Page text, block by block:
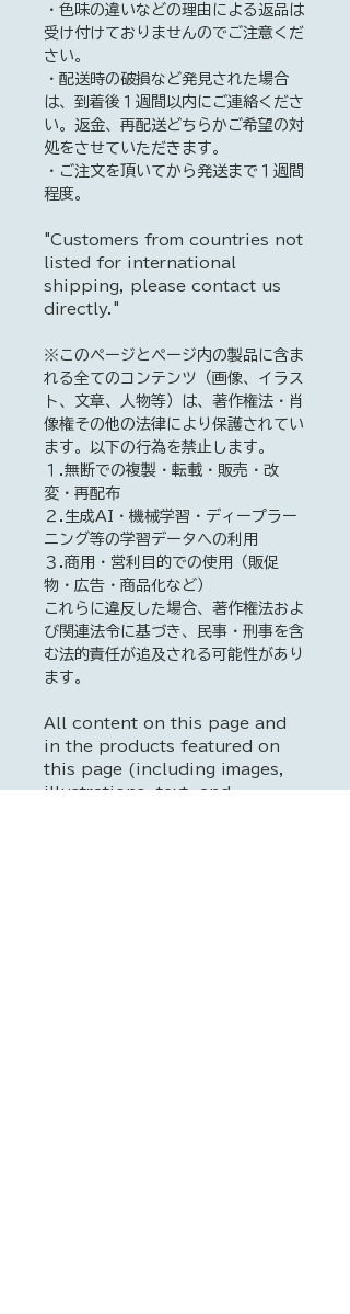
・色味の違いなどの理由による返品は
受け付けておりませんのでご注意くだ
さい。
・配送時の破損など発見された場合
は、到着後１週間以内にご連絡くださ
い。返金、再配送どちらかご希望の対
処をさせていただきます。
・ご注文を頂いてから発送まで１週間
程度。
"Customers from countries not
listed for international
shipping, please contact us
directly."
※このページとページ内の製品に含ま
れる全てのコンテンツ（画像、イラス
ト、文章、人物等）は、著作権法・肖
像権その他の法律により保護されてい
ます。以下の行為を禁止します。
１.無断での複製・転載・販売・改
変・再配布
２.生成AI・機械学習・ディープラー
ニング等の学習データへの利用
３.商用・営利目的での使用（販促
物・広告・商品化など）
これらに違反した場合、著作権法およ
び関連法令に基づき、民事・刑事を含
む法的責任が追及される可能性があり
ます。
All content on this page and
in the products featured on
this page (including images,
illustrations, text, and